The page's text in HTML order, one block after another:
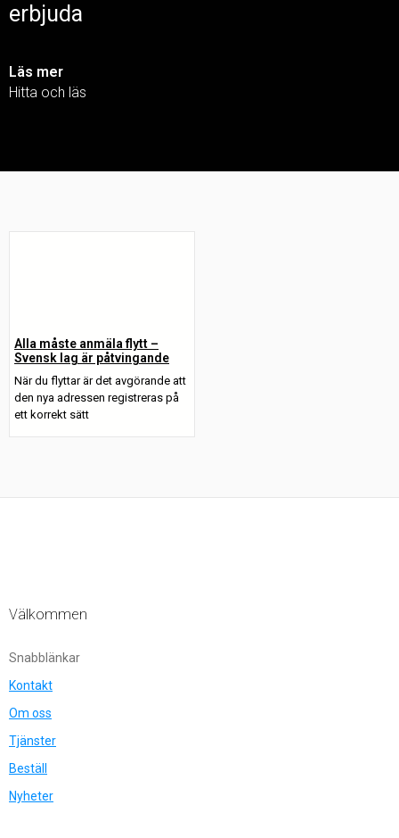
erbjuda
Läs mer
Hitta och läs
Alla måste anmäla flytt –
Svensk lag är påtvingande
När du flyttar är det avgörande att
den nya adressen registreras på
ett korrekt sätt
Välkommen
Snabblänkar
Kontakt
Om oss
Tjänster
Beställ
Nyheter